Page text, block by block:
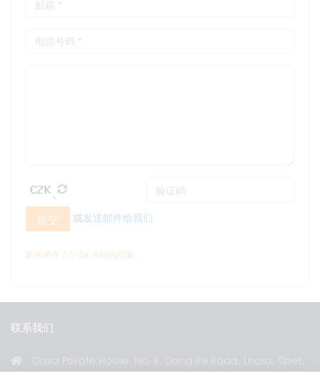
提交 或发送邮件给我们
邮件将在 0.5~24 小时内回复。
联系我们
China